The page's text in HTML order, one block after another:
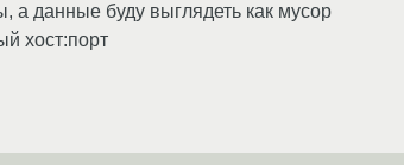
а данные буду выглядеть как мусор
хост:порт